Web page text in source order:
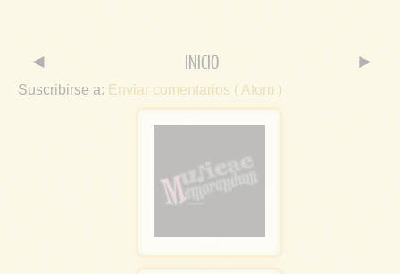
◄ ►
INICIO
Suscribirse a: Enviar comentarios ( Atom )